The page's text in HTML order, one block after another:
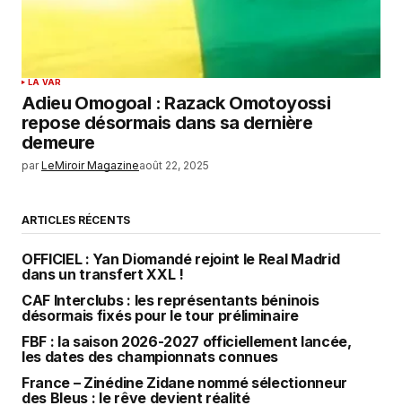
LA VAR
Adieu Omogoal : Razack Omotoyossi
repose désormais dans sa dernière
demeure
par LeMiroir Magazineaoût 22, 2025
ARTICLES RÉCENTS
OFFICIEL : Yan Diomandé rejoint le Real Madrid
dans un transfert XXL !
CAF Interclubs : les représentants béninois
désormais fixés pour le tour préliminaire
FBF : la saison 2026-2027 officiellement lancée,
les dates des championnats connues
France – Zinédine Zidane nommé sélectionneur
des Bleus : le rêve devient réalité